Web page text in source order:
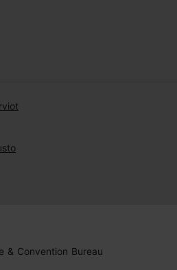
& Convention Bureau